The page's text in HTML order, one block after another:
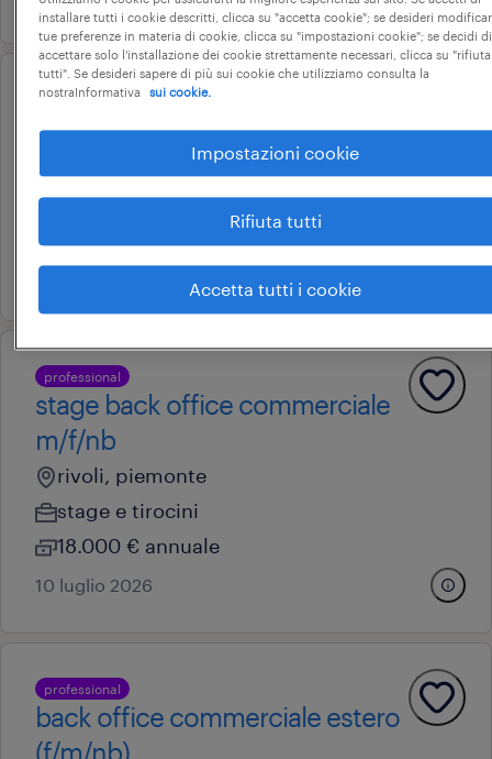
professional
back office commerciale estero
bricherasio, piemonte
tempo determinato
28.000 € - 34.000 € annuale
10 luglio 2026
professional
stage back office commerciale
m/f/nb
rivoli, piemonte
stage e tirocini
18.000 € annuale
10 luglio 2026
professional
back office commerciale estero
(f/m/nb)
installare tutti i cookie descritti, clicca su "accetta cookie"; se desideri
tue preferenze in materia di cookie, clicca su "impostazioni cookie"; se decidi di
accettare solo l'installazione dei cookie strettamente necessari, clicca su "rifiuta
tutti". Se desideri sapere di più sui cookie che utilizziamo consulta la
nostraInformativa
sui cookie.
Impostazioni cookie
Rifiuta tutti
Accetta tutti i cookie